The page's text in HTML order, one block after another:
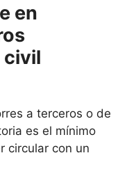
en
civil
a terceros o de
es el mínimo
circular con un